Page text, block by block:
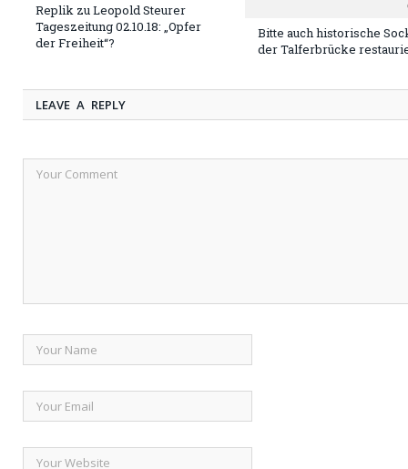
Replik zu Leopold Steurer
Tageszeitung 02.10.18: „Opfer
der Freiheit“?
Bitte auch historische
der Talferbrücke
LEAVE A REPLY